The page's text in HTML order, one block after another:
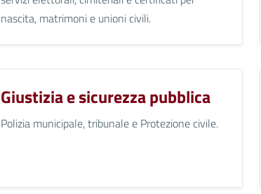
nascita, matrimoni e unioni civili.
Giustizia e sicurezza pubblica
Polizia municipale, tribunale e Protezione civile.